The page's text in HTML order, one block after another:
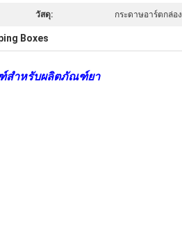
วัสดุ: กระดาษอาร์ตกล่อง
Boxes
ฑ์สําหรับผลิตภัณฑ์ยา